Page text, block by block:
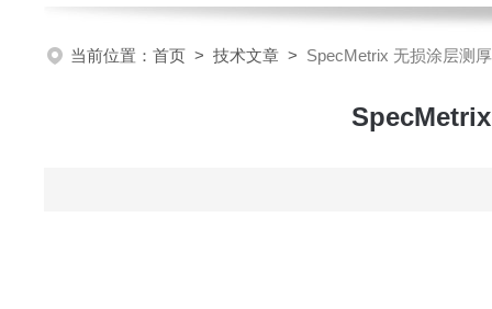
当前位置： 首页 > 技术文章 > SpecMetrix 无损涂层测